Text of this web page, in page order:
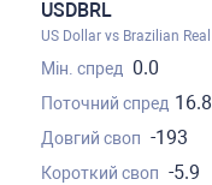
USDBRL
US Dollar vs Brazilian Real
0.0
16.8
-193
-5.9